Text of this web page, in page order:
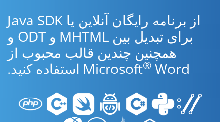
از برنامه رایگان آنلاین یا Java SDK
برای تبدیل بین MHTML و ODT و
همچنین چندین قالب محبوب از
Microsoft® Word استفاده کنید.